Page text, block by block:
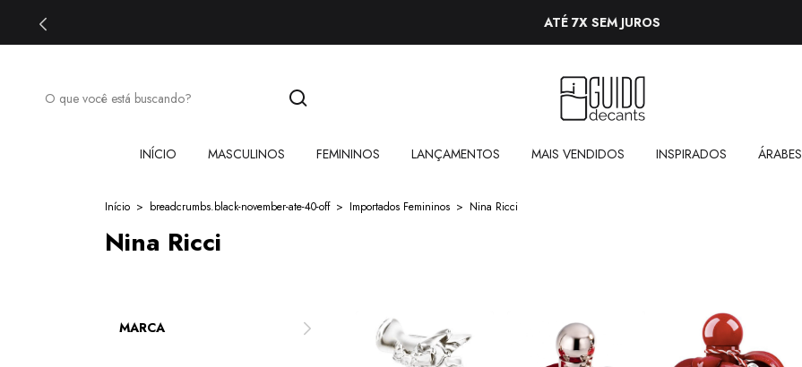
ATÉ 7X SEM JUROS
INÍCIO MASCULINOS FEMININOS LANÇAMENTOS MAIS VENDIDOS INSPIRADOS ÁRABES
Início > breadcrumbs.black-november-ate-40-off > Importados Femininos > Nina Ricci
Nina Ricci
MARCA